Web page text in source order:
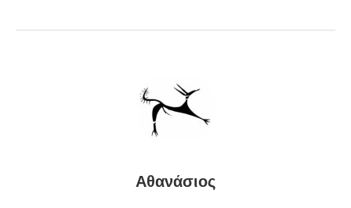
Αθανάσιος